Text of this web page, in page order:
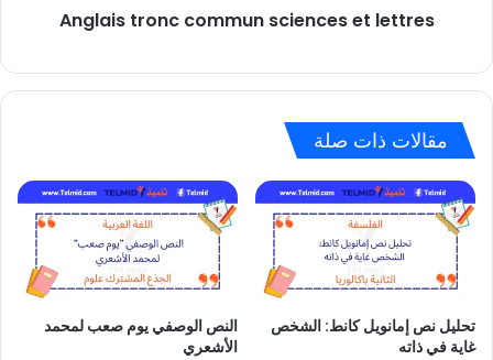
Anglais tronc commun sciences et lettres
مقالات ذات صلة
تحليل نص إمانويل كانط: الشخص
غاية في ذاته
النص الوصفي يوم صعب لمحمد
الأشعري